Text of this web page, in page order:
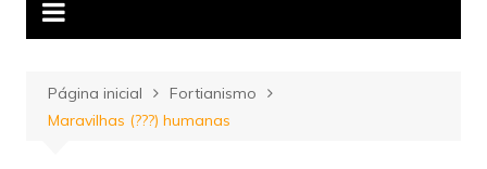
Página inicial
Fortianismo
Maravilhas (???) humanas